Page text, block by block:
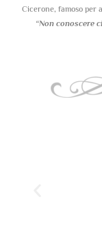
Cicerone, famoso per
“Non conoscere